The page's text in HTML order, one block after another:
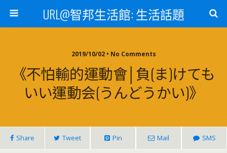
URL@智邦生活館: 生活話題
2019/10/02 • No Comments
《不怕輸的運動會│負(ま)けても
いい運動会(うんどうかい)》
Share Tweet Pin Mail SMS